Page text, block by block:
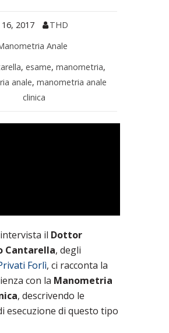
2017
THD
Anale
, esame, manometria,
anale, manometria anale
clinica
il Dottor
Cantarella, degli
Forlì, ci racconta la
con la Manometria
, descrivendo le
esecuzione di questo tipo